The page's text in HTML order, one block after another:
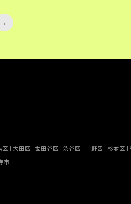
›
区 | 大田区 | 世田谷区 | 渋谷区 | 中野区 | 杉並区 |
市